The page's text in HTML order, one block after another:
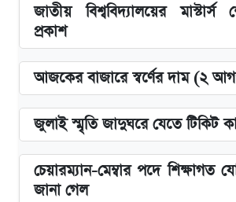
জাতীয় বিশ্ববিদ্যালয়ের
প্রকাশ
আজকের বাজারে স্বর্ণের দাম (২
জুলাই স্মৃতি জাদুঘরে যেতে টিকিট
চেয়ারম্যান-মেম্বার পদে শিক্ষাগত
জানা গেল